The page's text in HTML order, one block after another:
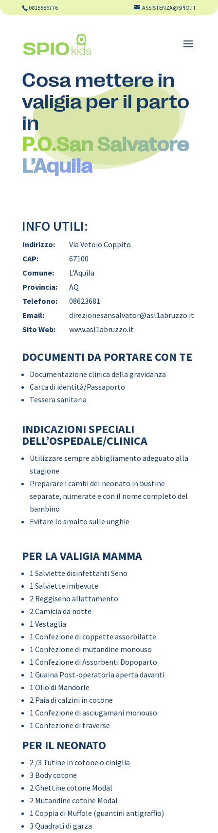
0815886776 ASSISTENZA@SPIO.IT
Cosa mettere in
valigia per il parto
in
P.O.San Salvatore
L’Aquila
INFO UTILI:
Indirizzo:
Via Vetoio Coppito
CAP:
67100
Comune:
L'Aquila
Provincia:
AQ
Telefono:
08623681
Email:
direzionesansalvator@asl1abruzzo.it
Sito Web:
www.asl1abruzzo.it
DOCUMENTI DA PORTARE CON TE
Documentazione clinica della gravidanza
Carta di identità/Passaporto
Tessera sanitaria
INDICAZIONI SPECIALI
DELL’OSPEDALE/CLINICA
Utilizzare sempre abbigliamento adeguato alla
stagione
Preparare i cambi del neonato in bustine
separate, numerate e con il nome completo del
bambino
Evitare lo smalto sulle unghie
PER LA VALIGIA MAMMA
1 Salviette disinfettanti Seno
1 Salviette imbevute
2 Reggiseno allattamento
2 Camicia da notte
1 Vestaglia
1 Confezione di coppette assorbilatte
1 Confezione di mutandine monouso
1 Confezione di Assorbenti Dopoparto
1 Guaina Post-operatoria aperta davanti
1 Olio di Mandorle
2 Paia di calzini in cotone
1 Confezione di asciugamani monouso
1 Confezione di traverse
PER IL NEONATO
2 /3 Tutine in cotone o ciniglia
3 Body cotone
2 Ghettine cotone Modal
2 Mutandine cotone Modal
1 Coppia di Muffole (guantini antigraffio)
3 Quadrati di garza